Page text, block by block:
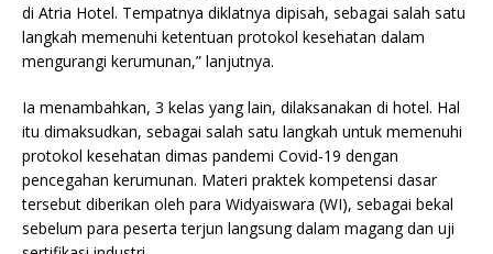
di Atria Hotel. Tempatnya diklatnya dipisah, sebagai salah satu
langkah memenuhi ketentuan protokol kesehatan dalam
mengurangi kerumunan,” lanjutnya.
Ia menambahkan, 3 kelas yang lain, dilaksanakan di hotel. Hal
itu dimaksudkan, sebagai salah satu langkah untuk memenuhi
protokol kesehatan dimas pandemi Covid-19 dengan
pencegahan kerumunan. Materi praktek kompetensi dasar
tersebut diberikan oleh para Widyaiswara (WI), sebagai bekal
sebelum para peserta terjun langsung dalam magang dan uji